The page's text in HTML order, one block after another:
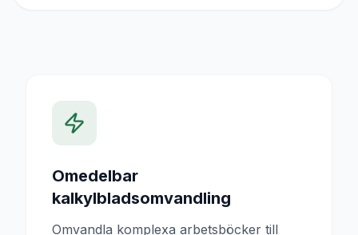
Omedelbar
kalkylbladsomvandling
Omvandla komplexa arbetsböcker till